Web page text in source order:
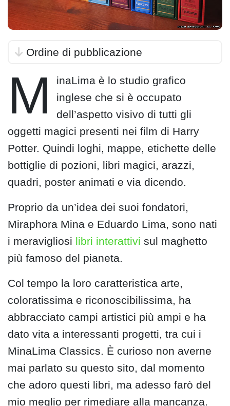
Ordine di pubblicazione
M
inaLima è lo studio grafico
inglese che si è occupato
dell’aspetto visivo di tutti gli
oggetti magici presenti nei film di Harry
Potter. Quindi loghi, mappe, etichette delle
bottiglie di pozioni, libri magici, arazzi,
quadri, poster animati e via dicendo.
Proprio da un’idea dei suoi fondatori,
Miraphora Mina e Eduardo Lima, sono nati
i meravigliosi libri interattivi sul maghetto
più famoso del pianeta.
Col tempo la loro caratteristica arte,
coloratissima e riconoscibilissima, ha
abbracciato campi artistici più ampi e ha
dato vita a interessanti progetti, tra cui i
MinaLima Classics. È curioso non averne
mai parlato su questo sito, dal momento
che adoro questi libri, ma adesso farò del
mio meglio per rimediare alla mancanza.